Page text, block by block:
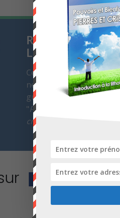
Rejoignez la
Lithothérapie en
Cet article vous a plu ?
newsletter et recevez en
guide d'introduction à la
"Pouvoirs et bienfaits des
cristaux